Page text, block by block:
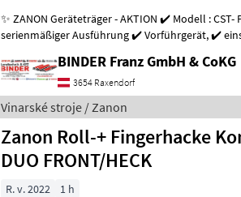
✨ ZANON Geräteträger - AKTION ✔️ Modell : CST- Profiversion ✔️ in
serienmäßiger Ausführung ✔️ Vorführgerät, ✔️ einseitig - Heckabau
BINDER Franz GmbH & CoKG
3654 Raxendorf
Vinarské stroje / Zanon
Zanon Roll-+ Fingerhacke
DUO FRONT/HECK
R. v. 2022
1 h